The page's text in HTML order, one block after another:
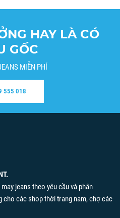
HAY LÀ CÓ
GỐC
MIỄN PHÍ
555 018
jeans theo yêu cầu và phân
cho các shop thời trang nam, chợ các